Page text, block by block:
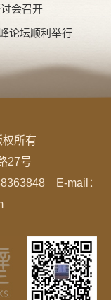
会召开
论坛顺利举行
所有
27号
E-mail：